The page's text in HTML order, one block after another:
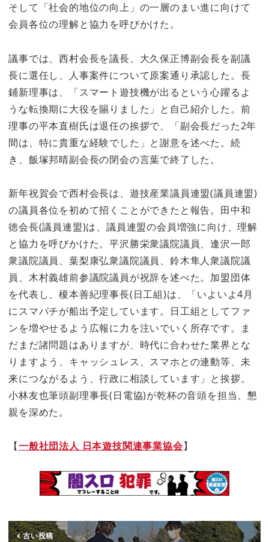
そして「社会的地位の向上」の一層のまい進に向けて
会員各位の理解と協力を呼びかけた。
議事では、西村会長を議長、大久保正博副会長を副議
長に選任し、人事案件について原案通り承認した。長
鋪新理事は、「スマート遊技機が出るという心躍るよ
うな転換期に大役を賜りました」と自己紹介した。前
理事の平本直樹氏は退任の挨拶で、「副会長だった2年
間は、特に貴重な経験でした」と謝意を述べた。続
き、飯塚邦晴副会長の閉会の言葉で終了した。
新年祝賀会で西村会長は、遊技産業議員連盟(議員連盟)
の議員各位を初めて招くことができたと報告。田中和
徳会長(議員連盟)は、議員連盟の会員増強に向け、理解
と協力を呼びかけた。平沢勝栄衆議院議員、逢沢一郎
衆議院議員、葉梨康弘衆議院議員、鈴木隼人衆議院議
員、木村義雄前参議院議員が祝辞を述べた。加盟団体
を代表し、榎本善紀理事長(日工組)は、「いよいよ4月
にスマパチが船出予定しています。日工組としてファ
ンを増やせるよう広報に力を注いでいく所存です。ま
だまだ諸問題はありますが、時代に合わせた業界とな
りますよう、キャッシュレス、スマホとの連動等、未
来につながるよう、行政に相談しています」と挨拶。
小林友也筆頭副理事長(日電協)が乾杯の音頭を担当、懇
親を深めた。
【一般社団法人 日本遊技関連事業協会】
古い投稿